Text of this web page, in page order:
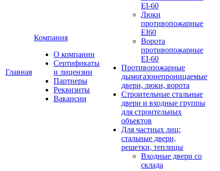
Главная
Компания
О компании
Сертификаты
и лицензии
Партнеры
Реквизиты
Вакансии
EI-60
Люки
противопожарные
EI60
Ворота
противопожарные
EI-60
Противопожарные
дымогазонепроницаемые
двери, люки, ворота
Строительные стальные
двери и входные группы
для строительных
объектов
Для частных лиц:
стальные двери,
решетки, теплицы
Входные двери со
склада